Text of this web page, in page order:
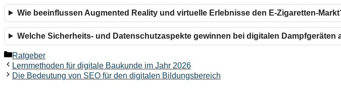
Wie beeinflussen Augmented Reality und virtuelle Erlebnisse den E-Zigaretten-
Welche Sicherheits- und Datenschutzaspekte gewinnen bei digitalen Dampfgeräten
Kategorien
Ratgeber
Lernmethoden für digitale Baukunde im Jahr 2026
Die Bedeutung von SEO für den digitalen Bildungsbereich